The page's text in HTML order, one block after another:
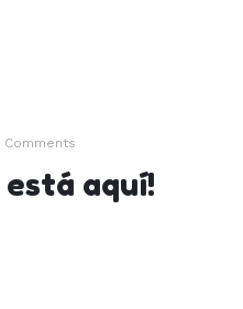
Comments
aquí!